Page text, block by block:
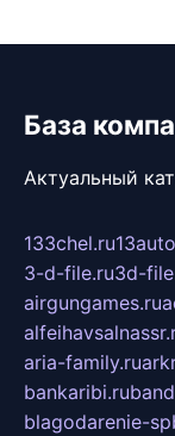
База
Актуальный
133chel.ru
3-d-file.ru3d-
airgungames.ru
aria-family.ru
bankaribi.ru
blagodarenie-